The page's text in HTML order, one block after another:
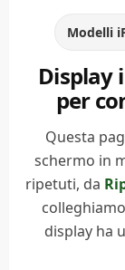
Modelli
Display
per
Questa
schermo in
ripetuti, da
display ha